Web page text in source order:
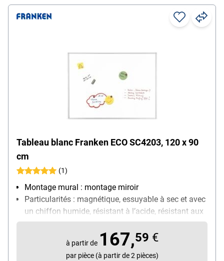
Tableau blanc Franken ECO SC4203, 120 x 90
cm
(1)
Montage mural : montage miroir
Particularités : magnétique, essuyable à sec et avec
un chiffon humide, résistant à l’acide, résistant aux
rayures
Taille du tableau : médium (120 x 90 cm)
Utilisation : utilisation quotidienne
à partir de 167,59 €
par pièce (à partir de 2 pièces)